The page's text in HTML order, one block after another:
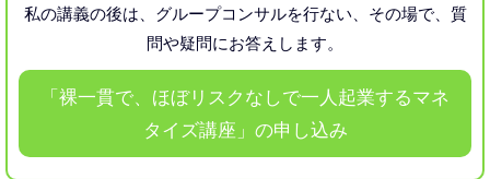
私の講義の後は、グループコンサルを行ない、 その場で、質
問や疑問にお答えします。
「裸一貫で、ほぼリスクなしで一人起業するマネ
タイズ講座」の申し込み